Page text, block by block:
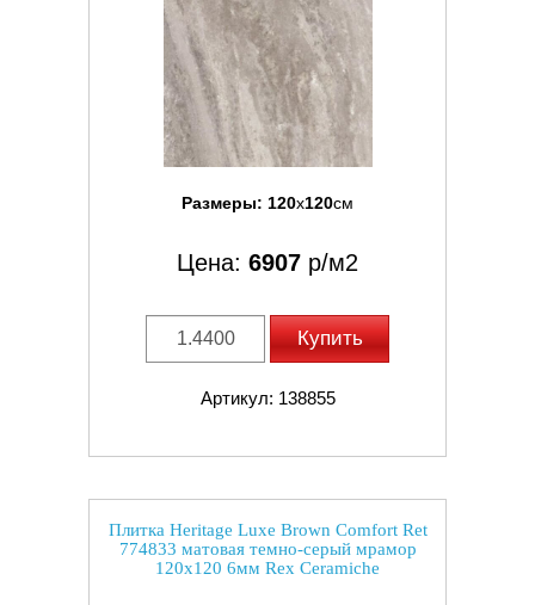
Размеры: 120x120см
Цена: 6907 р/м2
Купить
Артикул: 138855
Плитка Heritage Luxe Brown Comfort Ret
774833 матовая темно-серый мрамор
120x120 6мм Rex Ceramiche